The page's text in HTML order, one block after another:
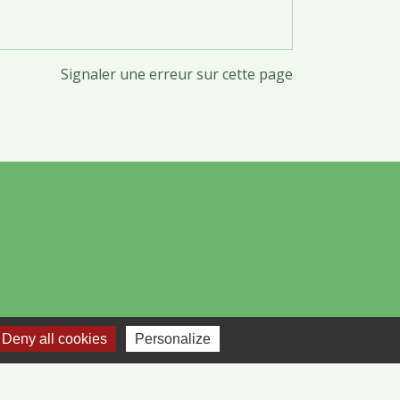
Signaler une erreur sur cette page
Deny all cookies Personalize